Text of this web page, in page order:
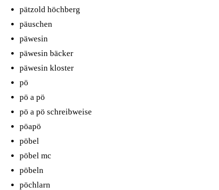
pätzold höchberg
päuschen
päwesin
päwesin bäcker
päwesin kloster
pö
pö a pö
pö a pö schreibweise
pöapö
pöbel
pöbel mc
pöbeln
pöchlarn